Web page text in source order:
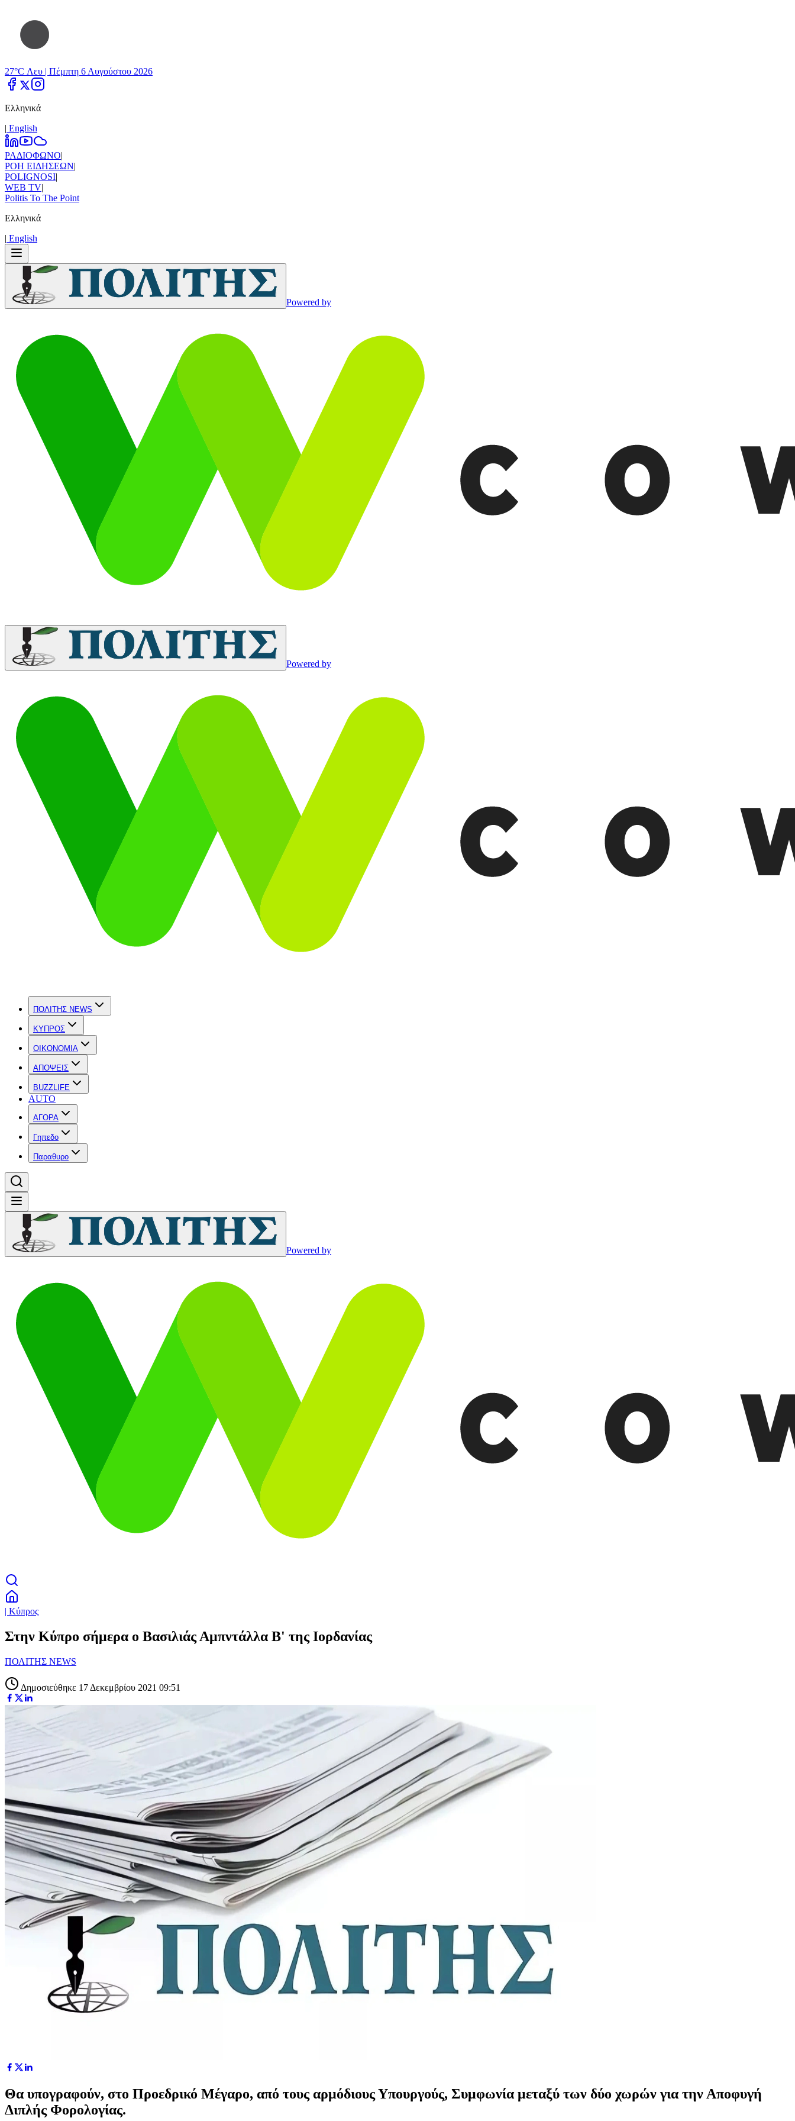
27°C Λευ | Πέμπτη 6 Αυγούστου 2026
Ελληνικά
| Εnglish
ΡΑΔΙΟΦΩΝΟ|
ΡΟΗ ΕΙΔΗΣΕΩΝ|
POLIGNOSI|
WEB TV|
Politis To The Point
Ελληνικά
| Εnglish
Powered by
Powered by
ΠΟΛΙΤΗΣ NEWS
ΚΥΠΡΟΣ
OIKONOMIA
ΑΠΟΨΕΙΣ
BUZZLIFE
AUTO
ΑΓΟΡΑ
Γηπεδο
Παραθυρο
Powered by
| Κύπρος
Στην Κύπρο σήμερα ο Βασιλιάς Αμπντάλλα Β' της Ιορδανίας
ΠΟΛΙΤΗΣ NEWS
Δημοσιεύθηκε 17 Δεκεμβρίου 2021 09:51
Θα υπογραφούν, στο Προεδρικό Μέγαρο, από τους αρμόδιους Υπουργούς, Συμφωνία μεταξύ των δύο χωρών για την Αποφυγή
Διπλής Φορολογίας.